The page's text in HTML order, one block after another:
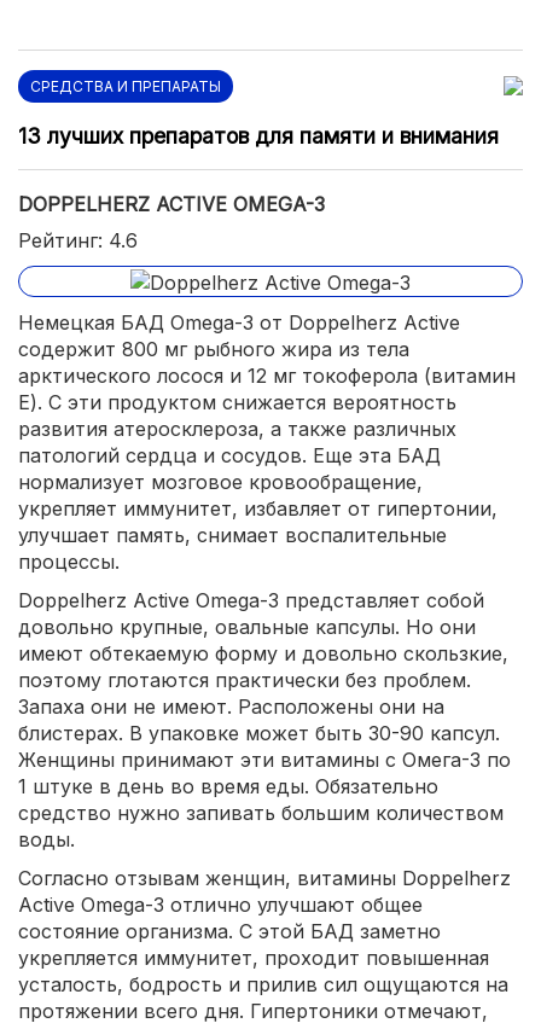
СРЕДСТВА И ПРЕПАРАТЫ
13 лучших препаратов для памяти и внимания
DOPPELHERZ ACTIVE OMEGA-3
Рейтинг: 4.6
Немецкая БАД Omega-3 от Doppelherz Active
содержит 800 мг рыбного жира из тела
арктического лосося и 12 мг токоферола (витамин
Е). С эти продуктом снижается вероятность
развития атеросклероза, а также различных
патологий сердца и сосудов. Еще эта БАД
нормализует мозговое кровообращение,
укрепляет иммунитет, избавляет от гипертонии,
улучшает память, снимает воспалительные
процессы.
Doppelherz Active Omega-3 представляет собой
довольно крупные, овальные капсулы. Но они
имеют обтекаемую форму и довольно скользкие,
поэтому глотаются практически без проблем.
Запаха они не имеют. Расположены они на
блистерах. В упаковке может быть 30-90 капсул.
Женщины принимают эти витамины с Омега-3 по
1 штуке в день во время еды. Обязательно
средство нужно запивать большим количеством
воды.
Согласно отзывам женщин, витамины Doppelherz
Active Omega-3 отлично улучшают общее
состояние организма. С этой БАД заметно
укрепляется иммунитет, проходит повышенная
усталость, бодрость и прилив сил ощущаются на
протяжении всего дня. Гипертоники отмечают,